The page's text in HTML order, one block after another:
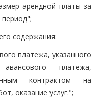
арендной платы за
содержания:
платежа, указанного
платежа,
контрактом на
оказание услуг.";